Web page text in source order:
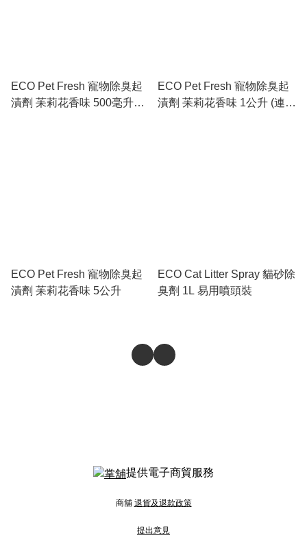
ECO Pet Fresh 寵物除臭起
漬劑 苿莉花香味 500毫升噴
ECO Pet Fresh 寵物除臭起
漬劑 苿莉花香味 1公升 (連噴
ECO Pet Fresh 寵物除臭起
漬劑 苿莉花香味 5公升
ECO Cat Litter Spray 貓砂除
臭劑 1L 易用噴頭裝
提供電子商貿服務
商舖 退貨及退款政策
提出意見